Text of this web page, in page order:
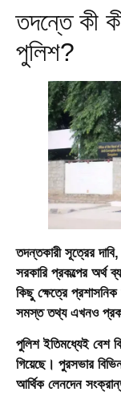
তদন্তে কী
পুলিশ?
তদন্তকারী সূত্রের
সরকারি প্রকল্পের অর্থ
কিছু ক্ষেত্রে
সমস্ত তথ্য এখনও
পুলিশ ইতিমধ্যেই বেশ
গিয়েছে। পুরসভার
আর্থিক লেনদেন